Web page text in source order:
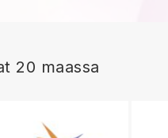
20 maassa